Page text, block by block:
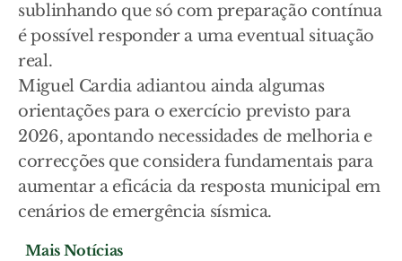
sublinhando que só com preparação contínua
é possível responder a uma eventual situação
real.
Miguel Cardia adiantou ainda algumas
orientações para o exercício previsto para
2026, apontando necessidades de melhoria e
correcções que considera fundamentais para
aumentar a eficácia da resposta municipal em
cenários de emergência sísmica.
Mais Notícias